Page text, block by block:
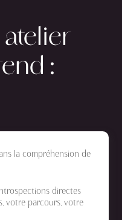
:
la compréhension de
directes
votre parcours, votre